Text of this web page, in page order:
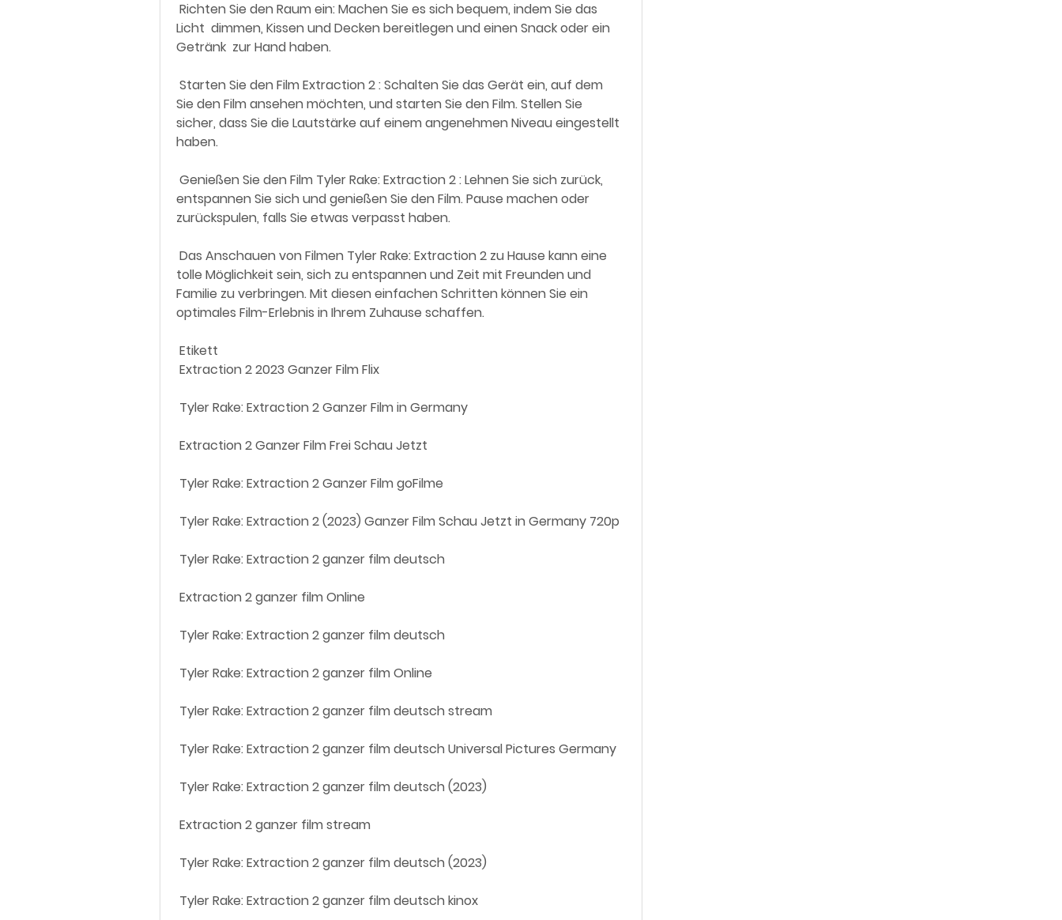
Licht  dimmen, Kissen und Decken bereitlegen und einen Snack oder ein
Getränk  zur Hand haben.
Sie den Film ansehen möchten, und starten Sie den Film. Stellen Sie
sicher, dass Sie die Lautstärke auf einem angenehmen Niveau eingestellt
haben.
entspannen Sie sich und genießen Sie den Film. Pause machen oder
zurückspulen, falls Sie etwas verpasst haben.
tolle Möglichkeit sein, sich zu entspannen und Zeit mit Freunden und
Familie zu verbringen. Mit diesen einfachen Schritten können Sie ein
optimales Film-Erlebnis in Ihrem Zuhause schaffen.
Etikett
Extraction 2 2023 Ganzer Film Flix
Tyler Rake: Extraction 2 Ganzer Film in Germany
Extraction 2 Ganzer Film Frei Schau Jetzt
Tyler Rake: Extraction 2 Ganzer Film goFilme
Tyler Rake: Extraction 2 (2023) Ganzer Film Schau Jetzt in Germany 720p
Tyler Rake: Extraction 2 ganzer film deutsch
Extraction 2 ganzer film Online
Tyler Rake: Extraction 2 ganzer film deutsch
Tyler Rake: Extraction 2 ganzer film Online
Tyler Rake: Extraction 2 ganzer film deutsch stream
Tyler Rake: Extraction 2 ganzer film deutsch Universal Pictures Germany
Tyler Rake: Extraction 2 ganzer film deutsch (2023)
Extraction 2 ganzer film stream
Tyler Rake: Extraction 2 ganzer film deutsch (2023)
Tyler Rake: Extraction 2 ganzer film deutsch kinox